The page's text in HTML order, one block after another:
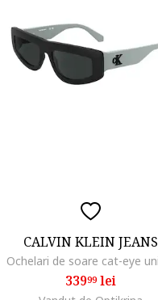
CALVIN KLEIN JEANS
33999lei